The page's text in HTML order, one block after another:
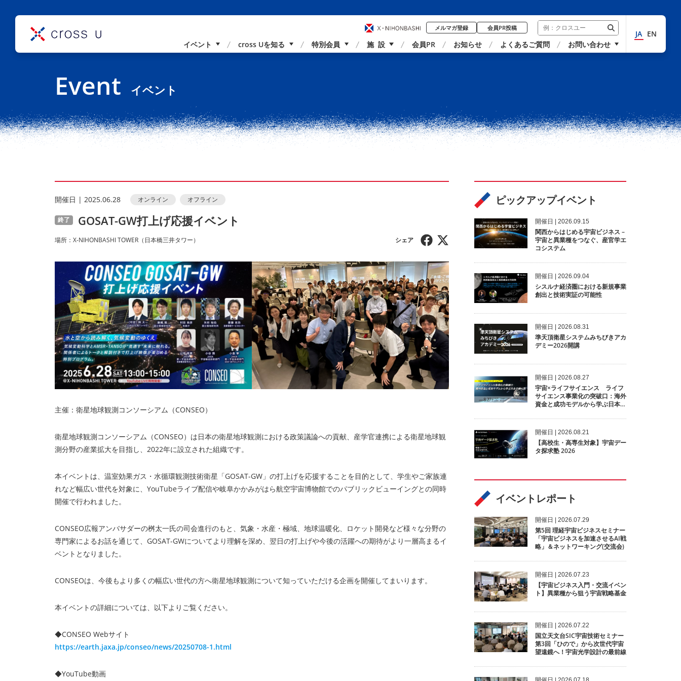
メルマガ登録 会員PR投稿
イベント
cross Uを知る
特別会員 施 設 会員PR お知らせ よくあるご質問 お問い合わせ
JA EN
Event イベント
開催⽇ | 2025.06.28 オンライン オフライン
終了 GOSAT-GW打上げ応援イベント
場所：X-NIHONBASHI TOWER（日本橋三井タワー）
主催：衛星地球観測コンソーシアム（CONSEO）
衛星地球観測コンソーシアム（CONSEO）は日本の衛星地球観測における政策議論への貢献、産学官連携による衛星地球観
測分野の産業拡大を目指し、2022年に設立された組織です。
本イベントは、温室効果ガス・水循環観測技術衛星「GOSAT-GW」の打上げを応援することを目的として、学生やご家族連
れなど幅広い世代を対象に、YouTubeライブ配信や岐阜かかみがはら航空宇宙博物館でのパブリックビューイングとの同時
開催で行われました。
CONSEO広報アンバサダーの桝太一氏の司会進行のもと、気象・水産・極域、地球温暖化、ロケット開発など様々な分野の
専門家によるお話を通じて、GOSAT-GWについてより理解を深め、翌日の打上げや今後の活躍への期待がより一層高まるイ
ベントとなりました。
CONSEOは、今後もより多くの幅広い世代の方へ衛星地球観測について知っていただける企画を開催してまいります。
本イベントの詳細については、以下よりご覧ください。
◆CONSEO Webサイト
https://earth.jaxa.jp/conseo/news/20250708-1.html
◆YouTube動画
ピックアップイベント
開催⽇ | 2026.09.15
関西からはじめる宇宙ビジネス –
宇宙と異業種をつなぐ、産官学エ
コシステム
開催⽇ | 2026.09.04
シスルナ経済圏における新規事業
創出と技術実証の可能性
開催⽇ | 2026.08.31
準天頂衛星システムみちびきアカ
デミー2026開講
開催⽇ | 2026.08.27
宇宙×ライフサイエンス ライフ
サイエンス事業化の突破口：海外
資金と成功モデルから学ぶ日本の
開催⽇ | 2026.08.21
【高校生・高専生対象】宇宙デー
タ探求塾 2026
イベントレポート
開催⽇ | 2026.07.29
第5回 理経宇宙ビジネスセミナー
「宇宙ビジネスを加速させるAI戦
略」＆ネットワーキング(交流会)
開催⽇ | 2026.07.23
【宇宙ビジネス入門・交流イベン
ト】異業種から狙う宇宙戦略基金
開催⽇ | 2026.07.22
国立天文台SIC宇宙技術セミナー
第3回「ひので」から次世代宇宙
望遠鏡へ！宇宙光学設計の最前線